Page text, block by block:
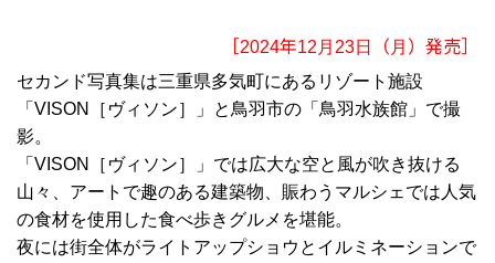
［2024年12月23日（月）発売］
セカンド写真集は三重県多気町にあるリゾート施設
「VISON［ヴィソン］」と鳥羽市の「鳥羽水族館」で撮
影。
「VISON［ヴィソン］」では広大な空と風が吹き抜ける
山々、アートで趣のある建築物、賑わうマルシェでは人気
の食材を使用した食べ歩きグルメを堪能。
夜には街全体がライトアップショウとイルミネーションで